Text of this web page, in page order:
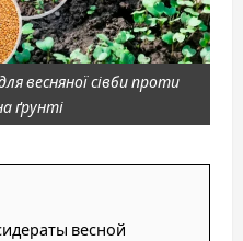
весняної сівби проти
ґрунті
весной